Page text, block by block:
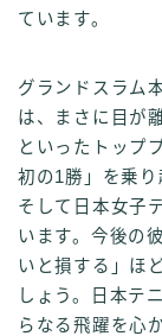
ています。
グランドスラム
は、まさに目が
といったトップ
初の1勝」を乗り
そして日本女子
います。今後の
いと損する」ほ
しょう。日本テ
らなる飛躍を心